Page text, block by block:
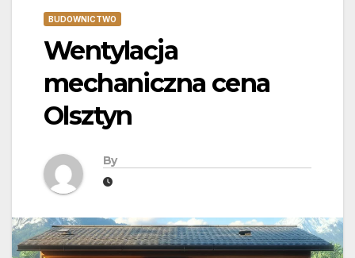
BUDOWNICTWO
Wentylacja
mechaniczna cena
Olsztyn
By